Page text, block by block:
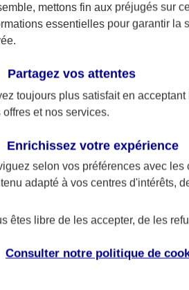
précédente
Fermer le menu principal
mettons fin aux préjugés sur
essentielles pour garantir la
Partagez vos attentes
toujours plus satisfait en acceptant
offres et nos services.
Enrichissez votre expérience
selon vos préférences avec les
adapté à vos centres d'intérêts,
êtes libre de les accepter, de les
Consulter notre politique de